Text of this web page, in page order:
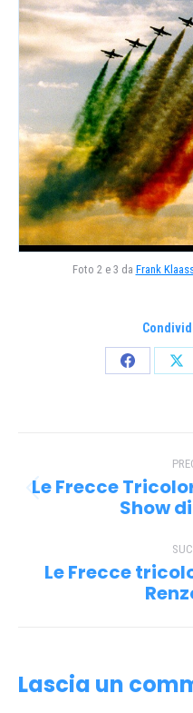
Foto 2 e 3 da Frank
Condividi
tra
Le Frecce
Show
Le Frecce
Lascia un